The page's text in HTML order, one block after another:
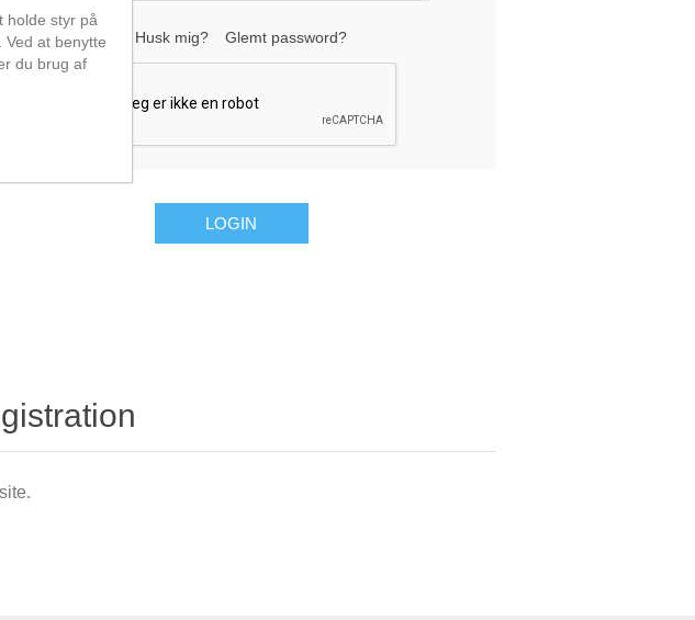
Husk mig? Glemt password?
holde styr på
at benytte
du brug af